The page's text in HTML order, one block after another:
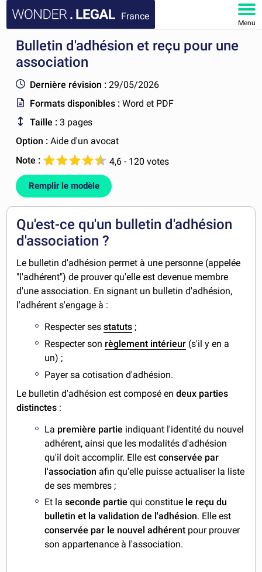
France
Menu
ACCUEIL
FAQ
MON COMPTE
Bulletin d'adhésion et reçu pour une
association
Dernière révision : 29/05/2026
Formats disponibles :Word et PDF
Taille : 3 pages
Option :Aide d'un avocat
Note :
4,6 - 120 votes
Remplir le modèle
Qu'est-ce qu'un bulletin d'adhésion
d'association ?
Le bulletin d'adhésion permet à une personne (appelée
"l'adhérent") de prouver qu'elle est devenue membre
d'une association. En signant un bulletin d'adhésion,
l'adhérent s'engage à :
Respecter sesstatuts ;
Respecter son règlement intérieur (s'il y en a
un) ;
Payer sa cotisation d'adhésion.
Le bulletin d'adhésion est composé endeux parties
distinctes :
La première partie indiquant l'identité du nouvel
adhérent, ainsi que les modalités d'adhésion
qu'il doit accomplir. Elle est conservée par
l'association afin qu'elle puisse actualiser la liste
de ses membres ;
Et laseconde partie qui constitue le reçu du
bulletin et la validation de l'adhésion. Elle est
conservée par le nouvel adhérent pour prouver
son appartenance à l'association.